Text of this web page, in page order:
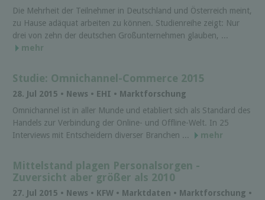
Die Mehrheit der Teilnehmer in Deutschland und Österreich meint,
zu Hause adäquat arbeiten zu können. Studienreihe zeigt: Nur
drei von zehn der deutschen Großunternehmen glauben, ...
mehr
Studie: Omnichannel-Commerce 2015
28. Jul 2015 • News • EHI • Marktforschung
Omnichannel ist in aller Munde und etabliert sich als Standard des
Handels zur Verbindung der Online- und Offline-Welt. In 25
Interviews mit Entscheidern diverser Branchen ...
mehr
Mittelstand plagen Personalsorgen -
Zuversicht aber größer als 2010
27. Jul 2015 • News • KFW • Marktdaten • Marktforschung •